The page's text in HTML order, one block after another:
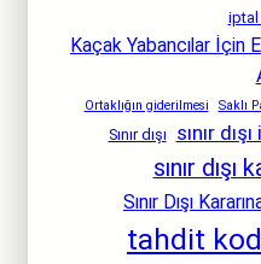
iptal
Kaçak Yabancılar İçin
Ortaklığın giderilmesi Saklı
Sınır dışı
sınır
sınır dışı
Sınır Dışı
tahdit